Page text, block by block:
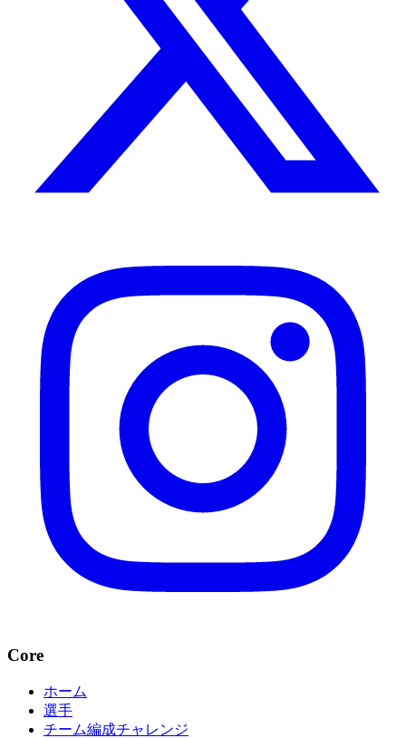
Core
ホーム
選手
チーム編成チャレンジ